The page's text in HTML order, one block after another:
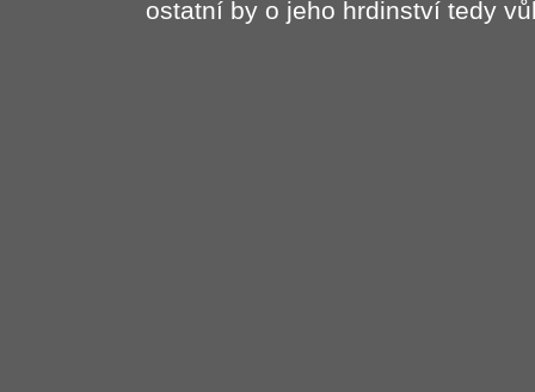
ostatní by o jeho hrdinství tedy